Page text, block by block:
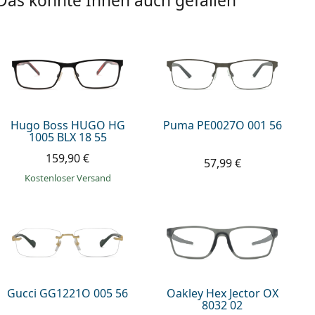
Hugo Boss HUGO HG
1005 BLX 18 55
159,90 €
Kostenloser Versand
Puma PE0027O 001 56
57,99 €
Gucci GG1221O 005 56 Oakley Hex Jector OX
8032 02